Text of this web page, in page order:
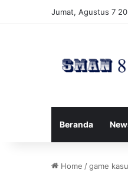
Jumat, Agustus 7
Beranda
Home /game